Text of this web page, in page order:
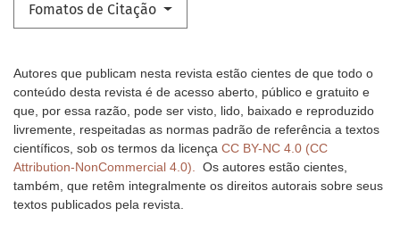
Fomatos de Citação
Autores que publicam nesta revista estão cientes de que todo o
conteúdo desta revista é de acesso aberto, público e gratuito e
que, por essa razão, pode ser visto, lido, baixado e reproduzido
livremente, respeitadas as normas padrão de referência a textos
científicos, sob os termos da licença CC BY-NC 4.0 (CC
Attribution-NonCommercial 4.0). Os autores estão cientes,
também, que retêm integralmente os direitos autorais sobre seus
textos publicados pela revista.